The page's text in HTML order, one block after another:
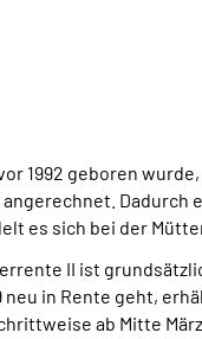
1992 geboren
Dadurch
es sich bei der
II ist
neu in Rente geht,
ab Mitte